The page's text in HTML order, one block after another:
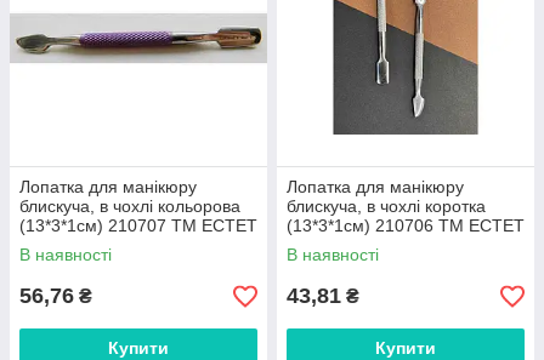
Лопатка для манікюру
блискуча, в чохлі кольорова
(13*3*1см) 210707 ТМ EСТЕТ
В наявності
56,76 ₴
Купити
Лопатка для манікюру
блискуча, в чохлі коротка
(13*3*1см) 210706 ТМ EСТЕТ
В наявності
43,81 ₴
Купити